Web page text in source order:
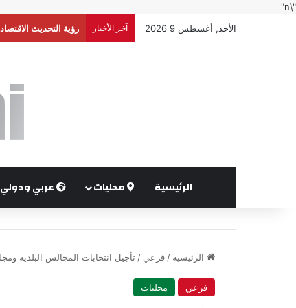
"\n"
الأحد, أغسطس 9 2026
آخر الأخبار تجارة عمان:
الرئيسية محليات عربي ودولي
الرئيسية / فرعي / تأجيل انتخابات المجالس البلدية ومجلس
فرعي محليات